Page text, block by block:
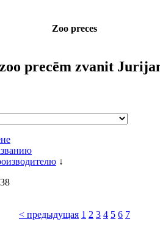
Zoo preces
precēm zvanit
↓
< предыдущая 1 2 3 4 5 6 7